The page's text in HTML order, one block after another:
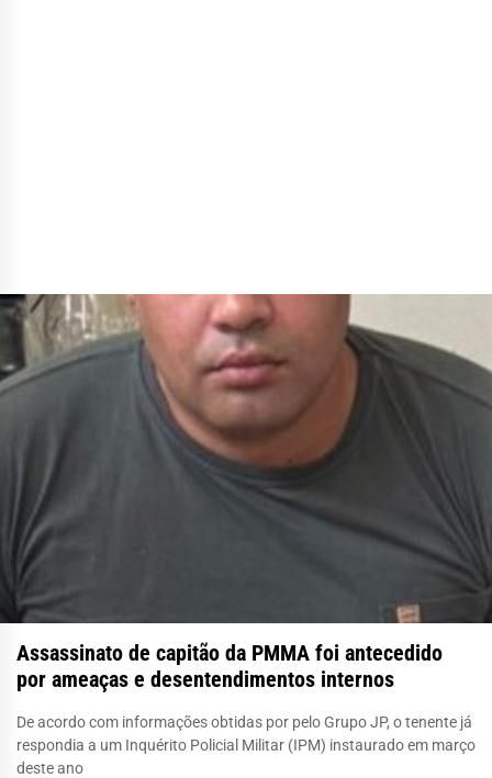
Assassinato de capitão da PMMA foi antecedido
por ameaças e desentendimentos internos
De acordo com informações obtidas por pelo Grupo JP, o tenente já
respondia a um Inquérito Policial Militar (IPM) instaurado em março
deste ano